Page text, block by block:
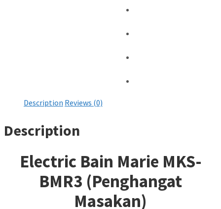
Description Reviews (0)
Description
Electric Bain Marie MKS-
BMR3 (Penghangat
Masakan)